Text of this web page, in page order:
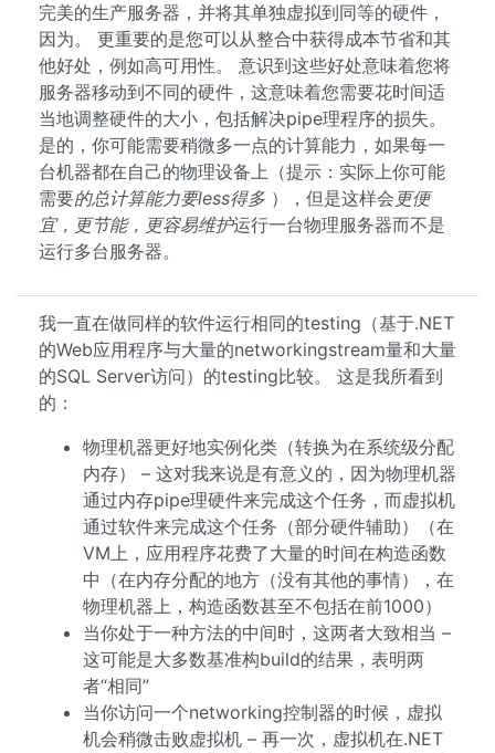
完美的生产服务器，并将其单独虚拟到同等的硬件，
因为。 更重要的是您可以从整合中获得成本节省和其
他好处，例如高可用性。 意识到这些好处意味着您将
服务器移动到不同的硬件，这意味着您需要花时间适
当地调整硬件的大小，包括解决pipe理程序的损失。
是的，你可能需要稍微多一点的计算能力，如果每一
台机器都在自己的物理设备上（提示：实际上你可能
需要的总计算能力要less得多 ），但是这样会 更便
宜，更节能，更容易维护运行一台物理服务器而不是
运行多台服务器。
我一直在做同样的软件运行相同的testing（基于.NET
的Web应用程序与大量的networkingstream量和大量
的SQL Server访问）的testing比较。 这是我所看到
的：
物理机器更好地实例化类（转换为在系统级分配
内存） – 这对我来说是有意义的，因为物理机器
通过内存pipe理硬件来完成这个任务，而虚拟机
通过软件来完成这个任务（部分硬件辅助）（在
VM上，应用程序花费了大量的时间在构造函数
中（在内存分配的地方（没有其他的事情），在
物理机器上，构造函数甚至不包括在前1000）
当你处于一种方法的中间时，这两者大致相当 –
这可能是大多数基准构build的结果，表明两
者“相同”
当你访问一个networking控制器的时候，虚拟
机会稍微击败虚拟机 – 再一次，虚拟机在.NET